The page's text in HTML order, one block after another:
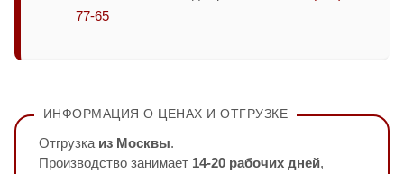
77-65
ИНФОРМАЦИЯ О ЦЕНАХ И ОТГРУЗКЕ
Отгрузка из Москвы.
Производство занимает 14-20 рабочих дней,